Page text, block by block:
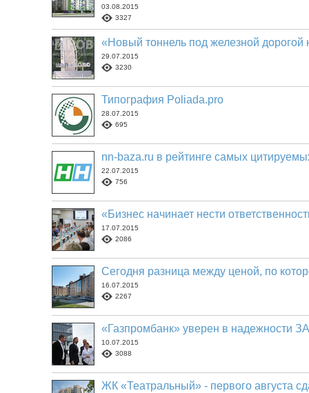
03.08.2015
3327
«Новый тоннель под железной дорогой
29.07.2015
3230
Типография Poliada.pro
28.07.2015
695
nn-baza.ru в рейтинге самых
22.07.2015
756
«Бизнес начинает нести
17.07.2015
2086
Сегодня разница между ценой, по
16.07.2015
2267
«Газпромбанк» уверен в надежности
10.07.2015
3088
ЖК «Театральный» - первого августа